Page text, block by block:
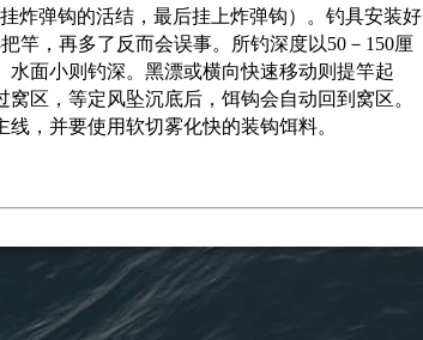
炸弹钩的活结，最后挂上炸弹钩）。钓具安装好
竿，再多了反而会误事。所钓深度以50－150厘
面小则钓深。黑漂或横向快速移动则提竿起
区，等定风坠沉底后，饵钩会自动回到窝区。
，并要使用软切雾化快的装钩饵料。